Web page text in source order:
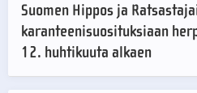
Suomen Hippos ja
karanteenisuosituksiaan
12. huhtikuuta alkaen